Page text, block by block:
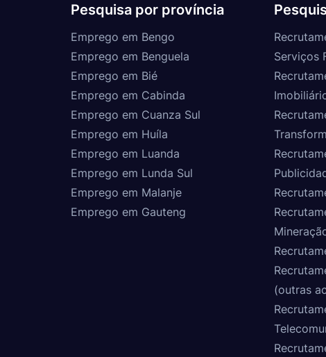
Pesquisa por província
Emprego em Bengo
Emprego em Benguela
Emprego em Bié
Emprego em Cabinda
Emprego em Cuanza Sul
Emprego em Huíla
Emprego em Luanda
Emprego em Lunda Sul
Emprego em Malanje
Emprego em Gauteng
Serviços
(outras